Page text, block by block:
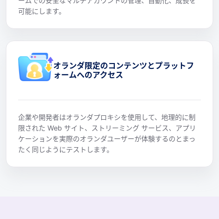
可能にします。
オランダ限定のコンテンツとプラットフ
ォームへのアクセス
企業や開発者はオランダプロキシを使用して、地理的に制
限された Web サイト、ストリーミング サービス、アプリ
ケーションを実際のオランダユーザーが体験するのとまっ
たく同じようにテストします。